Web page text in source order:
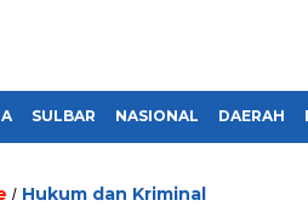
SULBAR NASIONAL DAERAH
/ Hukum dan Kriminal